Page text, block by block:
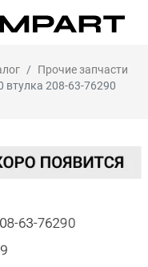
Прочие запчасти
втулка 208-63-76290